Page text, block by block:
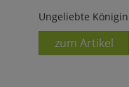
Ungeliebte Königin
zum Artikel